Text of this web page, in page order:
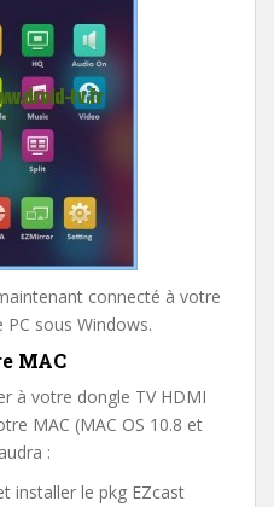
connecté à votre
sous Windows.
MAC
à votre dongle TV HDMI
MAC (MAC OS 10.8 et
:
installer le pkg EZcast